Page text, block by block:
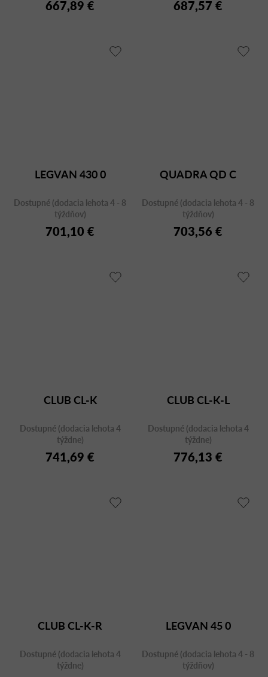
667,89 € 687,57 €
LEGVAN 430 0
Dostupné (dodacia lehota 4 - 8
týždňov)
701,10 €
QUADRA QD C
Dostupné (dodacia lehota 4 - 8
týždňov)
703,56 €
CLUB CL-K
Dostupné (dodacia lehota 4
týždne)
741,69 €
CLUB CL-K-L
Dostupné (dodacia lehota 4
týždne)
776,13 €
CLUB CL-K-R
Dostupné (dodacia lehota 4
týždne)
LEGVAN 45 0
Dostupné (dodacia lehota 4 - 8
týždňov)